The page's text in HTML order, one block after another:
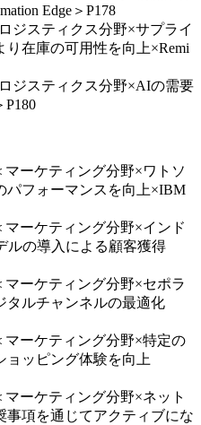
Edge＞P178
ジスティクス分野×サプライ
在庫の可用性を向上×Remi
ジスティクス分野×AIの需要
P180
ーケティング分野×ワトソ
パフォーマンスを向上×IBM
ーケティング分野×インド
ルの導入による顧客獲得
ーケティング分野×セポラ
タルチャンネルの最適化
マーケティング分野×特定の
ョッピング体験を向上
ーケティング分野×ネット
事項を通じてアクティブにな